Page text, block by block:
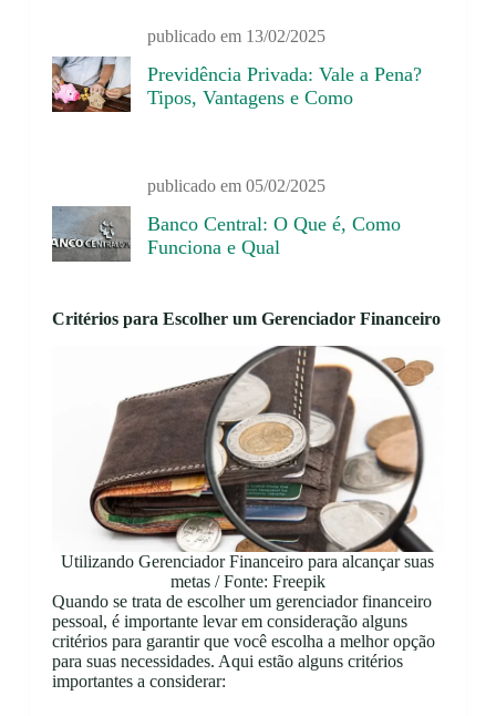
Previdência Privada: Vale a Pena?
Tipos, Vantagens e Como
publicado em 13/02/2025
Banco Central: O Que é, Como
Funciona e Qual
publicado em 05/02/2025
Critérios para Escolher um Gerenciador Financeiro
Utilizando Gerenciador Financeiro para alcançar suas
metas / Fonte: Freepik
Quando se trata de escolher um gerenciador financeiro
pessoal, é importante levar em consideração alguns
critérios para garantir que você escolha a melhor opção
para suas necessidades. Aqui estão alguns critérios
importantes a considerar: